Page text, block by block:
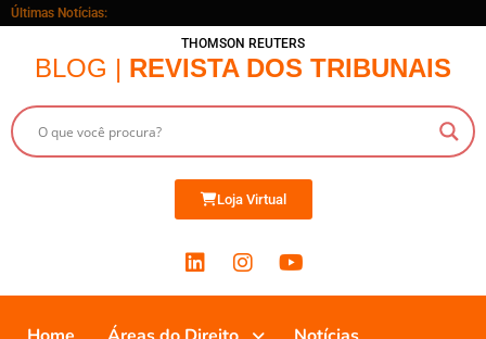
Últimas Notícias:
THOMSON REUTERS
BLOG | REVISTA DOS TRIBUNAIS
Loja Virtual